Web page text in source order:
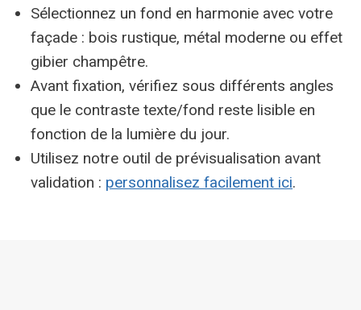
Sélectionnez un fond en harmonie avec votre
façade : bois rustique, métal moderne ou effet
gibier champêtre.
Avant fixation, vérifiez sous différents angles
que le contraste texte/fond reste lisible en
fonction de la lumière du jour.
Utilisez notre outil de prévisualisation avant
validation : personnalisez facilement ici.